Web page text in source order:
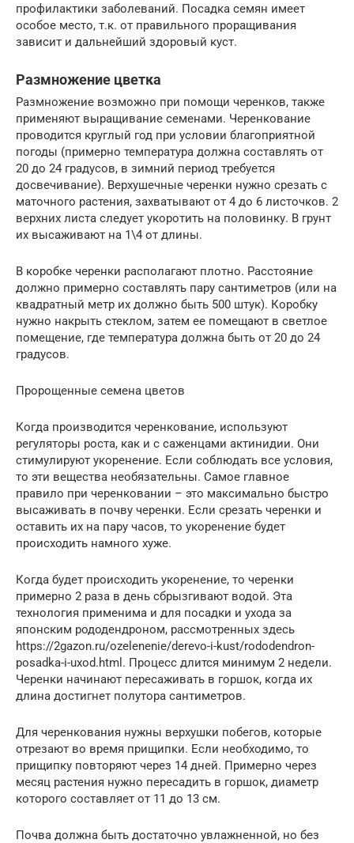
профилактики заболеваний. Посадка семян имеет
особое место, т.к. от правильного проращивания
зависит и дальнейший здоровый куст.
Размножение цветка
Размножение возможно при помощи черенков, также
применяют выращивание семенами. Черенкование
проводится круглый год при условии благоприятной
погоды (примерно температура должна составлять от
20 до 24 градусов, в зимний период требуется
досвечивание). Верхушечные черенки нужно срезать с
маточного растения, захватывают от 4 до 6 листочков. 2
верхних листа следует укоротить на половинку. В грунт
их высаживают на 1\4 от длины.
В коробке черенки располагают плотно. Расстояние
должно примерно составлять пару сантиметров (или на
квадратный метр их должно быть 500 штук). Коробку
нужно накрыть стеклом, затем ее помещают в светлое
помещение, где температура должна быть от 20 до 24
градусов.
Пророщенные семена цветов
Когда производится черенкование, используют
регуляторы роста, как и с саженцами актинидии. Они
стимулируют укоренение. Если соблюдать все условия,
то эти вещества необязательны. Самое главное
правило при черенковании – это максимально быстро
высаживать в почву черенки. Если срезать черенки и
оставить их на пару часов, то укоренение будет
происходить намного хуже.
Когда будет происходить укоренение, то черенки
примерно 2 раза в день сбрызгивают водой. Эта
технология применима и для посадки и ухода за
японским рододендроном, рассмотренных здесь
https://2gazon.ru/ozelenenie/derevo-i-kust/rododendron-
posadka-i-uxod.html. Процесс длится минимум 2 недели.
Черенки начинают пересаживать в горшок, когда их
длина достигнет полутора сантиметров.
Для черенкования нужны верхушки побегов, которые
отрезают во время прищипки. Если необходимо, то
прищипку повторяют через 14 дней. Примерно через
месяц растения нужно пересадить в горшок, диаметр
которого составляет от 11 до 13 см.
Почва должна быть достаточно увлажненной, но без